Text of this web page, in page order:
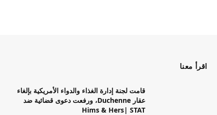
اقرأ معنا
قامت لجنة إدارة الغذاء والدواء الأمريكية بإلغاء
عقار Duchenne، ورفعت دعوى قضائية ضد
Hims & Hers| STAT